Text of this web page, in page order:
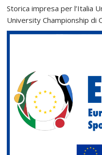
Storica impresa per l’Italia
University Championship di